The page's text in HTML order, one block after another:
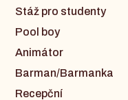
Stáž pro studenty
Pool boy
Animátor
Barman/Barmanka
Recepční